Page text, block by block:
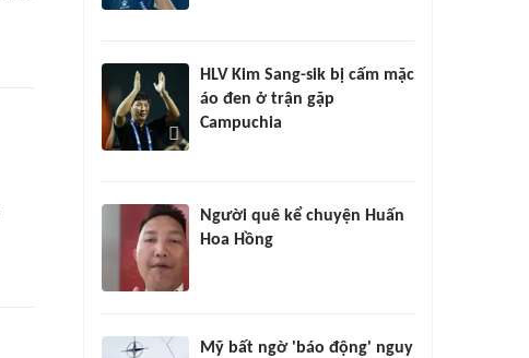
HLV Kim Sang-sik bị cấm mặc
áo đen ở trận gặp
Campuchia
Người quê kể chuyện Huấn
Hoa Hồng
Mỹ bất ngờ 'báo động' nguy